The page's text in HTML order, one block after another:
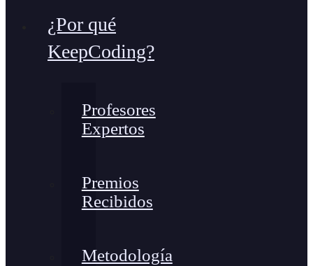
¿Por qué
KeepCoding?
Profesores
Expertos
Premios
Recibidos
Metodología